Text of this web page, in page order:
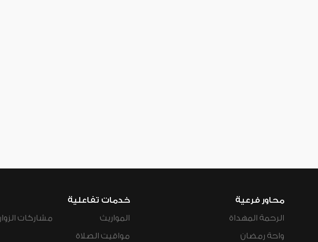
محاور فرعية
الرحمة المهداة
واحة رمضان
خدمات تفاعلية
المواريث
مواقيت الصلاة
مشاركات الزوار